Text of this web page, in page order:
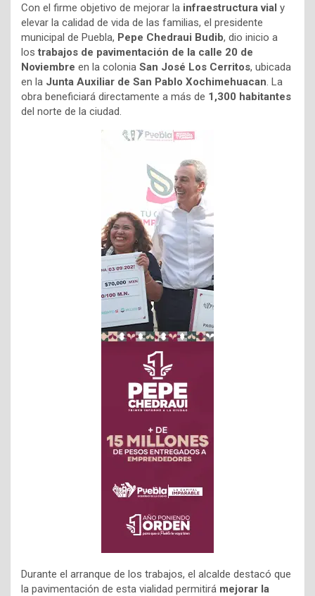
Con el firme objetivo de mejorar la infraestructura vial y
elevar la calidad de vida de las familias, el presidente
municipal de Puebla, Pepe Chedraui Budib, dio inicio a
lostrabajos de pavimentación de la calle 20 de
Noviembre en la colonia San José Los Cerritos, ubicada
en la Junta Auxiliar de San Pablo Xochimehuacan. La
obra beneficiará directamente a más de 1,300 habitantes
del norte de la ciudad.
Durante el arranque de los trabajos, el alcalde destacó que
la pavimentación de esta vialidad permitirá mejorar la